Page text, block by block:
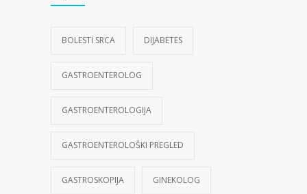
BOLESTI SRCA DIJABETES
GASTROENTEROLOG
GASTROENTEROLOGIJA
GASTROENTEROLOŠKI PREGLED
GASTROSKOPIJA GINEKOLOG